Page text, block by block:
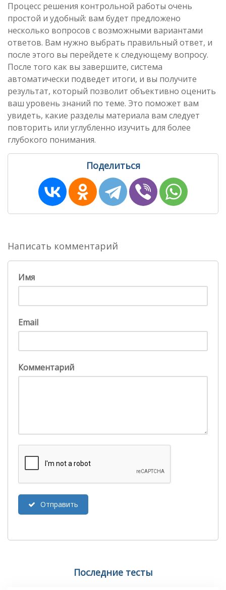
Процесс решения контрольной работы очень
простой и удобный: вам будет предложено
несколько вопросов с возможными вариантами
ответов. Вам нужно выбрать правильный ответ, и
после этого вы перейдете к следующему вопросу.
После того как вы завершите, система
автоматически подведет итоги, и вы получите
результат, который позволит объективно оценить
ваш уровень знаний по теме. Это поможет вам
увидеть, какие разделы материала вам следует
повторить или углубленно изучить для более
глубокого понимания.
Поделиться
Написать комментарий
Имя
Email
Комментарий
Отправить
Последние тесты